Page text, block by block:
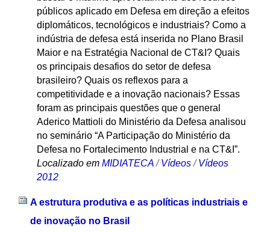
públicos aplicado em Defesa em direção a efeitos
diplomáticos, tecnológicos e industriais? Como a
indústria de defesa está inserida no Plano Brasil
Maior e na Estratégia Nacional de CT&I? Quais
os principais desafios do setor de defesa
brasileiro? Quais os reflexos para a
competitividade e a inovação nacionais? Essas
foram as principais questões que o general
Aderico Mattioli do Ministério da Defesa analisou
no seminário “A Participação do Ministério da
Defesa no Fortalecimento Industrial e na CT&I”.
Localizado em MIDIATECA /Vídeos /Vídeos
2012
A estrutura produtiva e as políticas industriais e
de inovação no Brasil